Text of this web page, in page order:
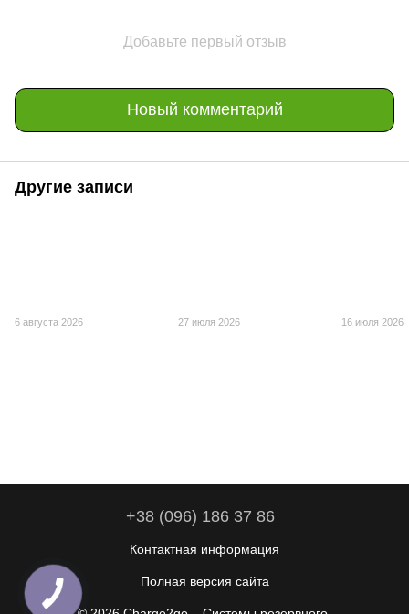
Добавьте первый отзыв
Новый комментарий
Другие записи
6 августа 2026 27 июля 2026 16 июля 2026
+38 (096) 186 37 86
Контактная информация
Полная версия сайта